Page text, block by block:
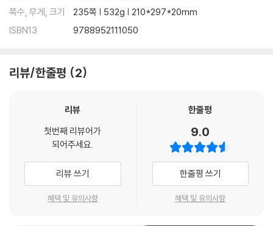
쪽수, 무게, 크기
235쪽 | 532g | 210*297*20mm
ISBN13
9788952111050
리뷰/한줄평 2
리뷰
첫번째 리뷰어가
되어주세요.
리뷰 쓰기
혜택 및 유의사항
한줄평
9.0
한줄평 쓰기
혜택 및 유의사항